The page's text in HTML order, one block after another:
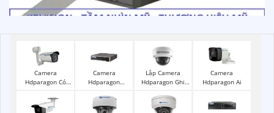
Camera
Hdparagon Có
Camera
Hdparagon
Lắp Camera
Hdparagon Ghi
Camera
Hdparagon Ai